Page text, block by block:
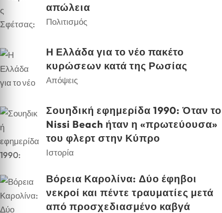
απώλεια
Πολιτισμός
Η Ελλάδα για το νέο πακέτο
κυρώσεων κατά της Ρωσίας
Απόψεις
Σουηδική εφημερίδα 1990: Όταν το
Nissi Beach ήταν η «πρωτεύουσα»
του φλερτ στην Κύπρο
Ιστορία
Βόρεια Καρολίνα: Δύο έφηβοι
νεκροί και πέντε τραυματίες μετά
από προσχεδιασμένο καβγά